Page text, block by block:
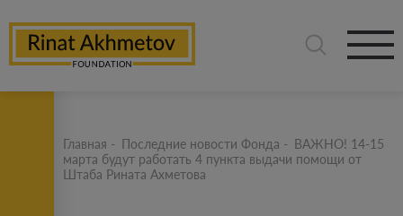
Главная - Последние новости Фонда - ВАЖНО! 14-15
марта будут работать 4 пункта выдачи помощи от
Штаба Рината Ахметова